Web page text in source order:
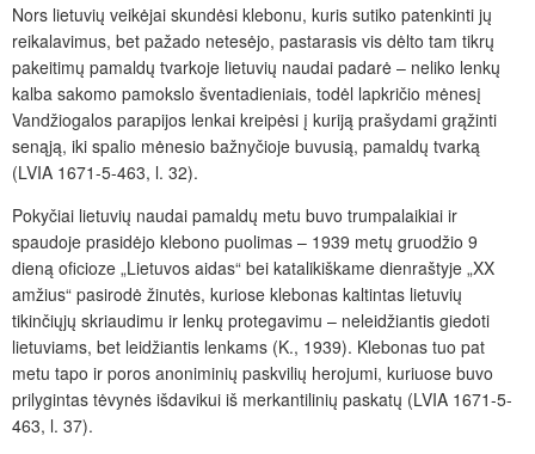
Nors lietuvių veikėjai skundėsi klebonu, kuris sutiko patenkinti jų
reikalavimus, bet pažado netesėjo, pastarasis vis dėlto tam tikrų
pakeitimų pamaldų tvarkoje lietuvių naudai padarė – neliko lenkų
kalba sakomo pamokslo šventadieniais, todėl lapkričio mėnesį
Vandžiogalos parapijos lenkai kreipėsi į kuriją prašydami grąžinti
senąją, iki spalio mėnesio bažnyčioje buvusią, pamaldų tvarką
(LVIA 1671-5-463, l. 32).
Pokyčiai lietuvių naudai pamaldų metu buvo trumpalaikiai ir
spaudoje prasidėjo klebono puolimas – 1939 metų gruodžio 9
dieną oficioze „Lietuvos aidas“ bei katalikiškame dienraštyje „XX
amžius“ pasirodė žinutės, kuriose klebonas kaltintas lietuvių
tikinčiųjų skriaudimu ir lenkų protegavimu – neleidžiantis giedoti
lietuviams, bet leidžiantis lenkams (K., 1939). Klebonas tuo pat
metu tapo ir poros anoniminių paskvilių herojumi, kuriuose buvo
prilygintas tėvynės išdavikui iš merkantilinių paskatų (LVIA 1671-5-
463, l. 37).